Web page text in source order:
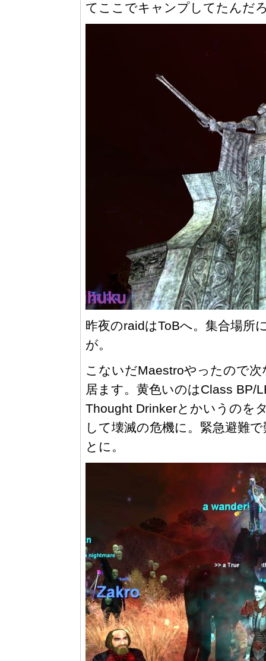
てここでキャンプしてたんだ
昨夜のraidはToBへ。集合場所
が。
こないだMaestroやったので
居ます。黄色いのはClass BP/
Thought Drinkerとかいうのを
して壊滅の危機に。緊急避難
とに。